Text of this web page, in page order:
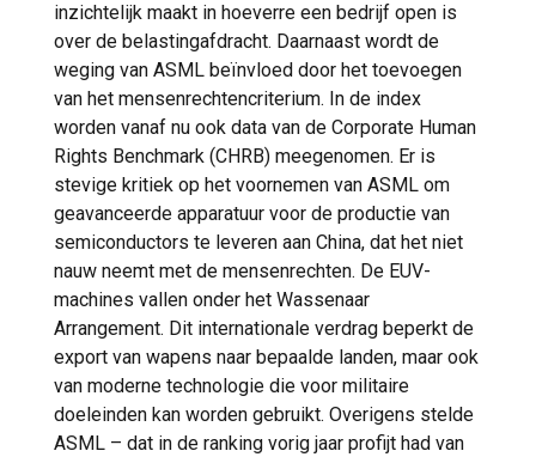
inzichtelijk maakt in hoeverre een bedrijf open is
over de belastingafdracht. Daarnaast wordt de
weging van ASML beïnvloed door het toevoegen
van het mensenrechtencriterium. In de index
worden vanaf nu ook data van de Corporate Human
Rights Benchmark (CHRB) meegenomen. Er is
stevige kritiek op het voornemen van ASML om
geavanceerde apparatuur voor de productie van
semiconductors te leveren aan China, dat het niet
nauw neemt met de mensenrechten. De EUV-
machines vallen onder het Wassenaar
Arrangement. Dit internationale verdrag beperkt de
export van wapens naar bepaalde landen, maar ook
van moderne technologie die voor militaire
doeleinden kan worden gebruikt. Overigens stelde
ASML – dat in de ranking vorig jaar profijt had van